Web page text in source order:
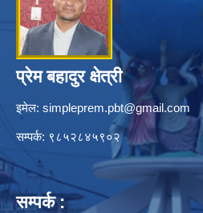
प्रेम बहादुर क्षेत्री
इमेल: simpleprem.pbt@gmail.com
सम्पर्क: ९८५२८४५९०२
सम्पर्क :